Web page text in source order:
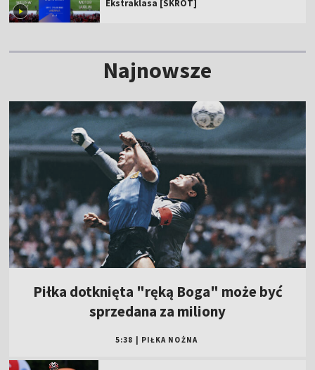
Ekstraklasa [SKRÓT]
Najnowsze
Piłka dotknięta "ręką Boga" może być
sprzedana za miliony
5:38 PIŁKA NOŻNA